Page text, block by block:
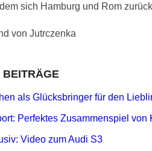
sich Hamburg und Rom
von Jutrczenka
BEITRÄGE
als Glücksbringer für den
Perfektes Zusammenspiel von
Video zum Audi S3